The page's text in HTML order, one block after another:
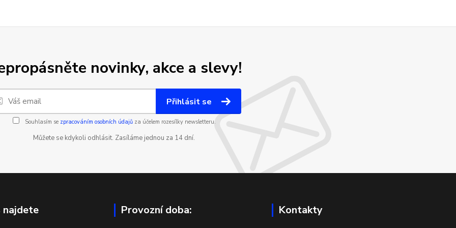
novinky, akce a slevy!
Přihlásit se
Souhlasím se zpracováním osobních údajůza účelem rozesílky newsletteru.
Můžete se kdykoli odhlásit. Zasíláme jednou za 14 dní.
najdete Provozní doba: Kontakty